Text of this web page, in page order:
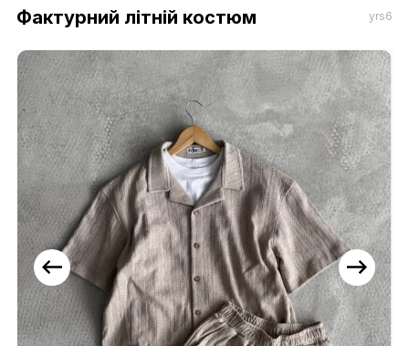
Фактурний літній костюм yrs6